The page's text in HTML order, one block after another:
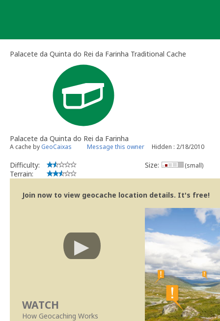
Palacete da Quinta do Rei da Farinha Traditional Cache
Palacete da Quinta do Rei da Farinha
A cache by GeoCaixas Message this owner Hidden : 2/18/2010
Difficulty:
Terrain:
Size: (small)
Join now to view geocache location details. It's free!
WATCH
How Geocaching Works